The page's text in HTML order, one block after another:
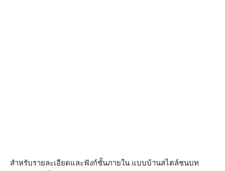
สำหรับรายละเอียดและฟังก์ชั้นภายใน แบบบ้านสไตล์ชนบท